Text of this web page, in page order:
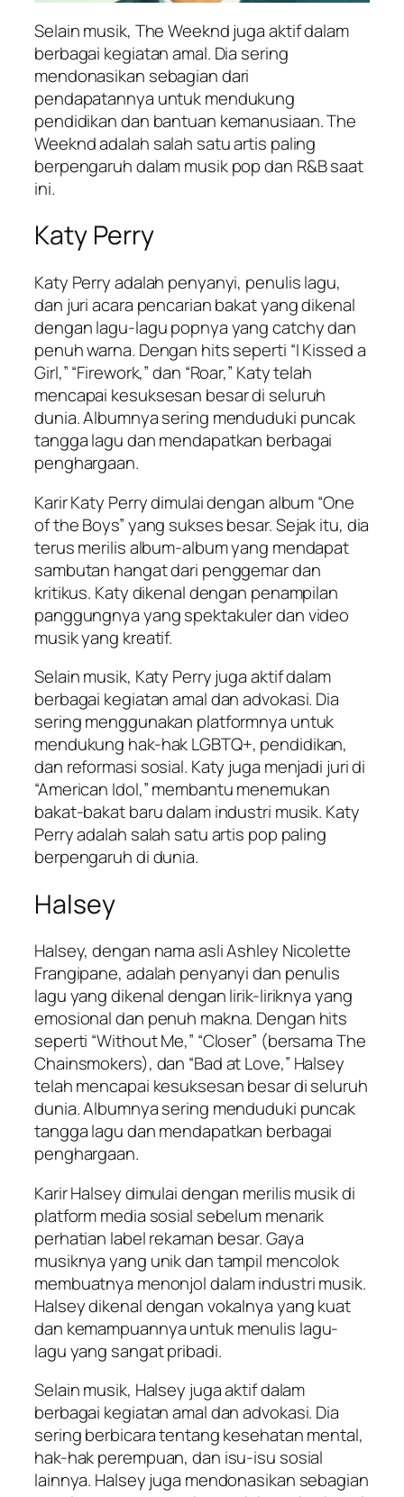
Selain musik, The Weeknd juga aktif dalam
berbagai kegiatan amal. Dia sering
mendonasikan sebagian dari
pendapatannya untuk mendukung
pendidikan dan bantuan kemanusiaan. The
Weeknd adalah salah satu artis paling
berpengaruh dalam musik pop dan R&B saat
ini.
Katy Perry
Katy Perry adalah penyanyi, penulis lagu,
dan juri acara pencarian bakat yang dikenal
dengan lagu-lagu popnya yang catchy dan
penuh warna. Dengan hits seperti “I Kissed a
Girl,” “Firework,” dan “Roar,” Katy telah
mencapai kesuksesan besar di seluruh
dunia. Albumnya sering menduduki puncak
tangga lagu dan mendapatkan berbagai
penghargaan.
Karir Katy Perry dimulai dengan album “One
of the Boys” yang sukses besar. Sejak itu, dia
terus merilis album-album yang mendapat
sambutan hangat dari penggemar dan
kritikus. Katy dikenal dengan penampilan
panggungnya yang spektakuler dan video
musik yang kreatif.
Selain musik, Katy Perry juga aktif dalam
berbagai kegiatan amal dan advokasi. Dia
sering menggunakan platformnya untuk
mendukung hak-hak LGBTQ+, pendidikan,
dan reformasi sosial. Katy juga menjadi juri di
“American Idol,” membantu menemukan
bakat-bakat baru dalam industri musik. Katy
Perry adalah salah satu artis pop paling
berpengaruh di dunia.
Halsey
Halsey, dengan nama asli Ashley Nicolette
Frangipane, adalah penyanyi dan penulis
lagu yang dikenal dengan lirik-liriknya yang
emosional dan penuh makna. Dengan hits
seperti “Without Me,” “Closer” (bersama The
Chainsmokers), dan “Bad at Love,” Halsey
telah mencapai kesuksesan besar di seluruh
dunia. Albumnya sering menduduki puncak
tangga lagu dan mendapatkan berbagai
penghargaan.
Karir Halsey dimulai dengan merilis musik di
platform media sosial sebelum menarik
perhatian label rekaman besar. Gaya
musiknya yang unik dan tampil mencolok
membuatnya menonjol dalam industri musik.
Halsey dikenal dengan vokalnya yang kuat
dan kemampuannya untuk menulis lagu-
lagu yang sangat pribadi.
Selain musik, Halsey juga aktif dalam
berbagai kegiatan amal dan advokasi. Dia
sering berbicara tentang kesehatan mental,
hak-hak perempuan, dan isu-isu sosial
lainnya. Halsey juga mendonasikan sebagian